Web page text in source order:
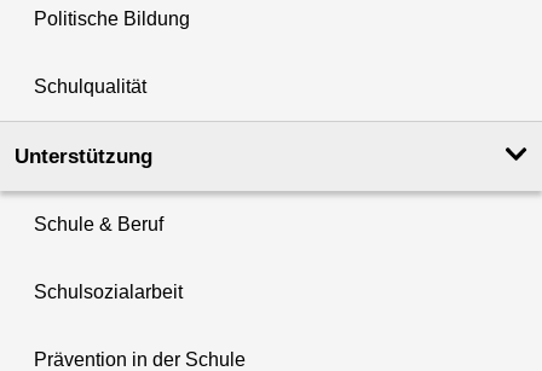
Politische Bildung
Schulqualität
Unterstützung
Schule & Beruf
Schulsozialarbeit
Prävention in der Schule